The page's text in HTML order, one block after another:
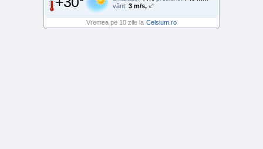
vânt: 3 m/s,
Vremea pe 10 zile la Celsium.ro